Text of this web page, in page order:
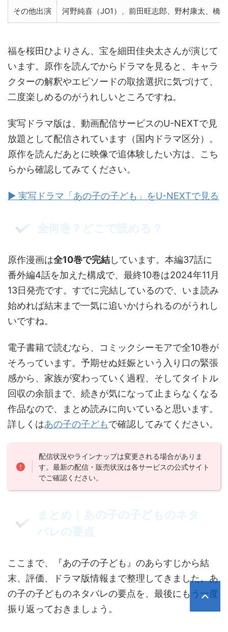
その他出演 河野純喜（JO1）、前田旺志郎、野村康太、橋
福を桜田ひよりさん、宝を細田佳央太さんが演じて
います。原作を読んでからドラマを見ると、キャラ
クターの解釈やエピソードの取捨選択に気づけて、
二度楽しめるのがうれしいところですね。
実写ドラマ版は、動画配信サービスのU-NEXTで見
放題として配信されています（国内ドラマ区分）。
原作を読んだあとに映像で追体験したい方は、こち
らから確認してみてください。
▶ 実写ドラマ「あの子の子ども」をU-NEXTで見る
全何巻？どこで読める？
原作漫画は全10巻で完結しています。本編37話に
番外編4話を加えた構成で、最終10巻は2024年11月
13日発売です。すでに完結しているので、いま読み
始めれば結末まで一気に追いかけられるのがうれし
いですね。
電子書籍で読むなら、コミックシーモアで全10巻が
そろっています。予期せぬ妊娠という入り口の緊張
感から、家族が変わっていく過程、そしてタイトル
回収の余韻まで、続きが気になって止まらなくなる
作品なので、まとめ読みに向いていると思います。
詳しくはあの子の子どもで確認してみてください。
配信状況やラインナップは変更される場合がありま
す。最新の配信・販売状況は各サービスの公式サイト
でご確認ください。
まとめ｜あの子の子どものネタ
バレの要点
ここまで、『あの子の子ども』のあらすじから結
末、評価、ドラマ版情報まで整理してきました。あ
の子の子どものネタバレの要点を、最後にもう一度
振り返っておきましょう。